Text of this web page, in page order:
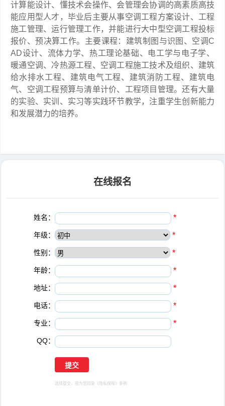
计算能设计、懂技术会操作、会管理会协调的高素质高技
能应用型人才，毕业后主要从事空调工程方案设计、工程
施工管理、运行管理工作，并能进行大中型空调工程投标
报价、预决算工作。主要课程：建筑制图与识图、空调C
AD设计、流体力学、热工理论基础、电工学与电子学、
暖通空调、冷热源工程、空调工程施工技术及组织、建筑
给水排水工程、建筑电气工程、建筑消防工程、建筑电
气、空调工程预算与清单计价、工程项目管理。还有大量
的实验、实训、实习等实践环节教学，注重学生创新能力
和发展潜力的培养。
在线报名
姓名： *
年级： *
性别： *
年龄： *
地址： *
电话： *
专业： *
QQ：
选择提交，视为您同意 《隐私保障》 条例